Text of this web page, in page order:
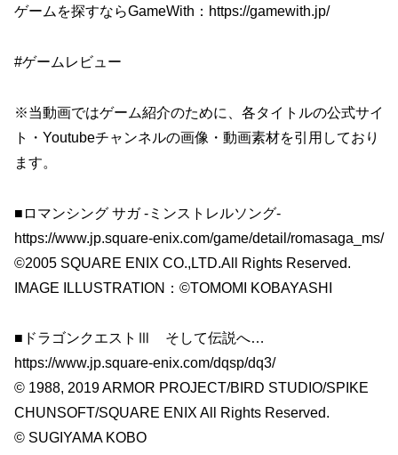
ゲームを探すならGameWith：https://gamewith.jp/
#ゲームレビュー
※当動画ではゲーム紹介のために、各タイトルの公式サイ
ト・Youtubeチャンネルの画像・動画素材を引用しており
ます。
■ロマンシング サガ -ミンストレルソング-
https://www.jp.square-enix.com/game/detail/romasaga_ms/
©2005 SQUARE ENIX CO.,LTD.All Rights Reserved.
IMAGE ILLUSTRATION：©TOMOMI KOBAYASHI
■ドラゴンクエストⅢ そして伝説へ…
https://www.jp.square-enix.com/dqsp/dq3/
© 1988, 2019 ARMOR PROJECT/BIRD STUDIO/SPIKE
CHUNSOFT/SQUARE ENIX All Rights Reserved.
© SUGIYAMA KOBO